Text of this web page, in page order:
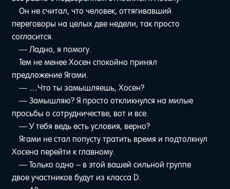
Он не считал, что человек, оттягивавший
переговоры на целых две недели, так просто
согласится.
— Ладно, я помогу.
Тем не менее Хосен спокойно принял
предложение Ягами.
— …Что ты замышляешь, Хосен?
— Замышляю? Я просто откликнулся на милые
просьбы о сотрудничестве, вот и все.
— У тебя ведь есть условия, верно?
Ягами не стал попусту тратить время и подтолкнул
Хосена перейти к главному.
— Только одно – в этой вашей сильной группе
двое участников будут из класса D.